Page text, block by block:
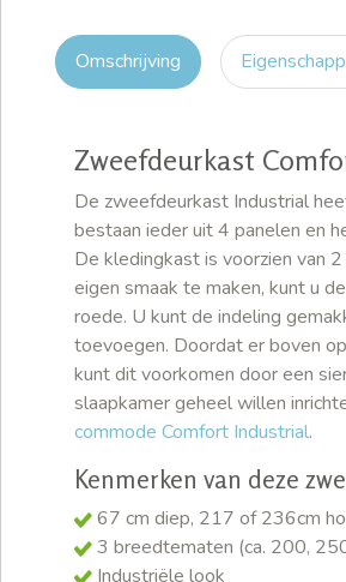
Omschrijving
Zweefdeurkast
De zweefdeurkast Industrial
bestaan ieder uit 4 panelen en
De kledingkast is voorzien van
eigen smaak te maken, kunt u
roede. U kunt de indeling
toevoegen. Doordat er boven
kunt dit voorkomen door een
slaapkamer geheel willen
commode Comfort Industrial.
Kenmerken van deze
67 cm diep, 217 of 236cm
3 breedtematen (ca. 200,
Industriële look